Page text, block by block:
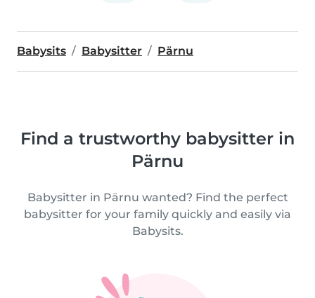
Babysits Babysitter Pärnu
Find a trustworthy babysitter in
Pärnu
Babysitter in Pärnu wanted? Find the perfect
babysitter for your family quickly and easily via
Babysits.